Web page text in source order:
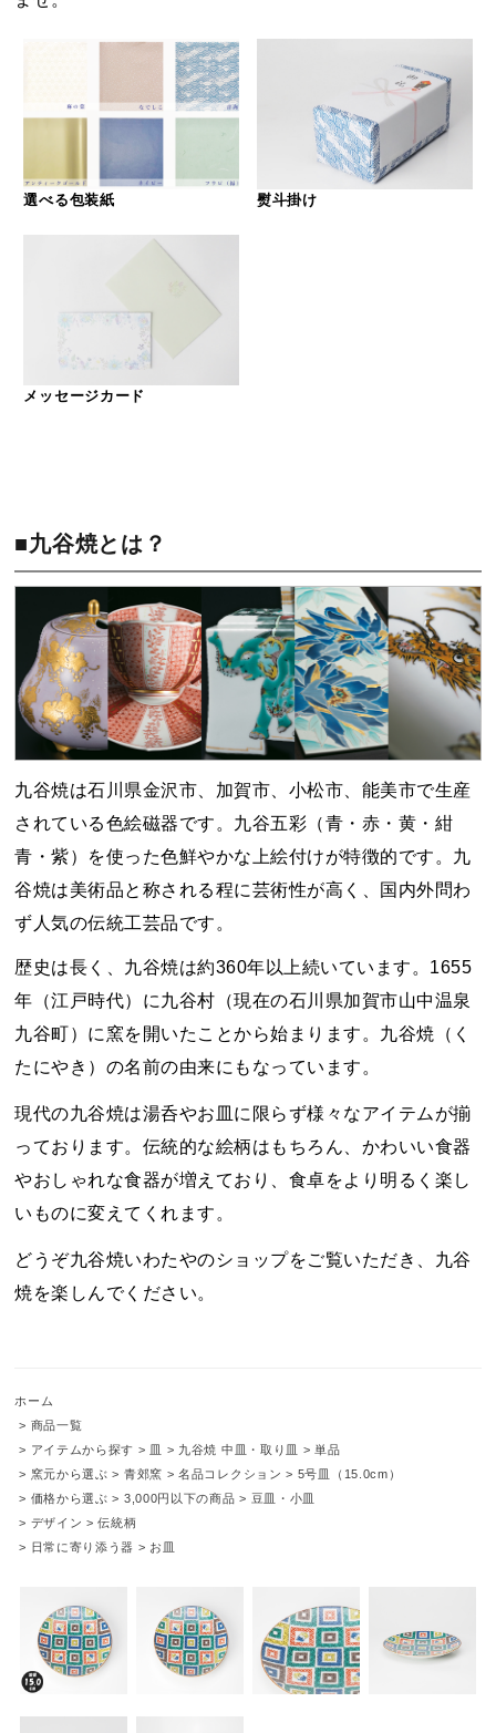
選べる包装紙 熨斗掛け
メッセージカード
■九谷焼とは？
九谷焼は石川県金沢市、加賀市、小松市、能美市で生産
されている色絵磁器です。九谷五彩（青・赤・黄・紺
青・紫）を使った色鮮やかな上絵付けが特徴的です。九
谷焼は美術品と称される程に芸術性が高く、国内外問わ
ず人気の伝統工芸品です。
歴史は長く、九谷焼は約360年以上続いています。1655
年（江戸時代）に九谷村（現在の石川県加賀市山中温泉
九谷町）に窯を開いたことから始まります。九谷焼（く
たにやき）の名前の由来にもなっています。
現代の九谷焼は湯呑やお皿に限らず様々なアイテムが揃
っております。伝統的な絵柄はもちろん、かわいい食器
やおしゃれな食器が増えており、食卓をより明るく楽し
いものに変えてくれます。
どうぞ九谷焼いわたやのショップをご覧いただき、九谷
焼を楽しんでください。
ホーム
> 商品一覧
> アイテムから探す > 皿 > 九谷焼 中皿・取り皿 > 単品
> 窯元から選ぶ > 青郊窯 >名品コレクション > 5号皿（15.0cm）
> 価格から選ぶ > 3,000円以下の商品 > 豆皿・小皿
> デザイン >伝統柄
> 日常に寄り添う器 > お皿